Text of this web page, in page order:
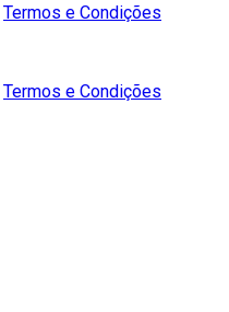
Termos e Condições
Termos e Condições